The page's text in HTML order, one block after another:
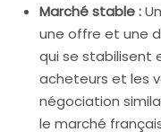
Marché stable :
une offre et une
qui se stabilisent
acheteurs et les
négociation
le marché